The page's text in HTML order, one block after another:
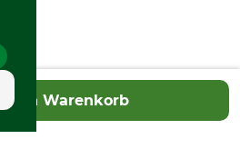
den Warenkorb